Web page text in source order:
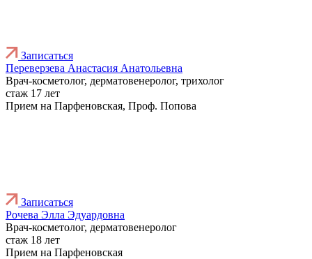
Записаться
Переверзева Анастасия Анатольевна
Врач-косметолог, дерматовенеролог, трихолог
стаж 17 лет
Прием на Парфеновская, Проф. Попова
Записаться
Рочева Элла Эдуардовна
Врач-косметолог, дерматовенеролог
стаж 18 лет
Прием на Парфеновская